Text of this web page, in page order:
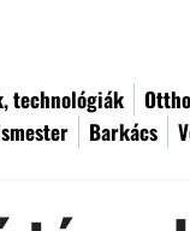
technológiák
Barkács